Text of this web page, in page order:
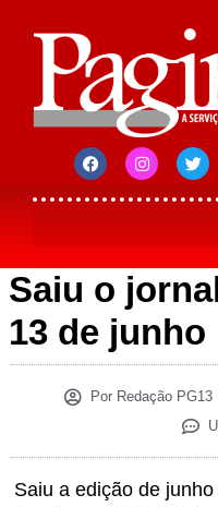
Saiu o
13 de junho
PorRedação PG13
Saiu a edição de